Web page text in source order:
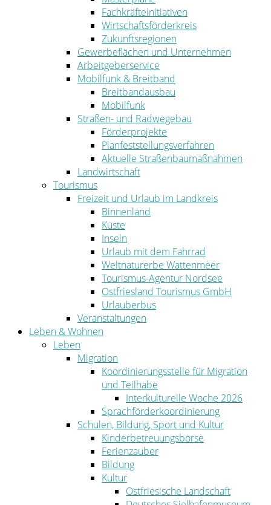
Fachkräfteinitiativen
Wirtschaftsförderkreis
Zukunftsregionen
Gewerbeflächen und Unternehmen
Arbeitgeberservice
Mobilfunk & Breitband
Breitbandausbau
Mobilfunk
Straßen- und Radwegebau
Förderprojekte
Planfeststellungsverfahren
Aktuelle Straßenbaumaßnahmen
Landwirtschaft
Tourismus
Freizeit und Urlaub im Landkreis
Binnenland
Küste
Inseln
Urlaub mit dem Fahrrad
Weltnaturerbe Wattenmeer
Tourismus-Agentur Nordsee
Ostfriesland Tourismus GmbH
Urlauberbus
Veranstaltungen
Leben & Wohnen
Leben
Migration
Koordinierungsstelle für Migration
und Teilhabe
Interkulturelle Woche 2026
Sprachförderkoordinierung
Schulen, Bildung, Sport und Kultur
Kinderbetreuungsbörse
Ferienzauber
Bildung
Kultur
Ostfriesische Landschaft